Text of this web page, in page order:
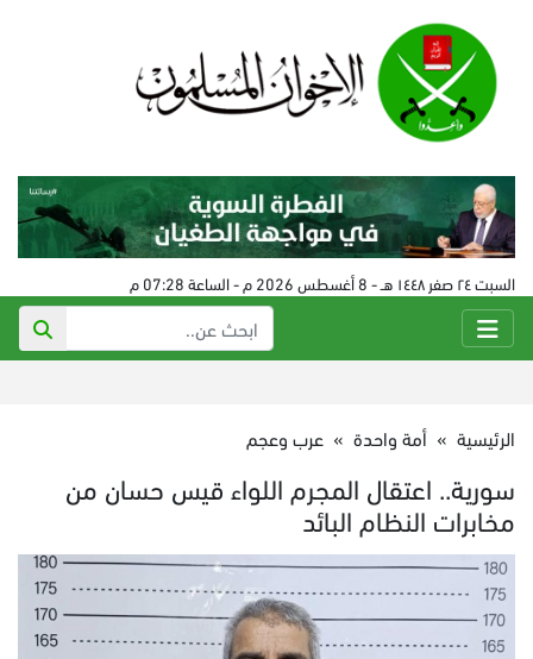
السبت ٢٤ صفر ١٤٤٨ هـ - 8 أغسطس 2026 م - الساعة 07:28 م
الرئيسية » أمة واحدة » عرب وعجم
سورية.. اعتقال المجرم اللواء قيس حسان من
مخابرات النظام البائد